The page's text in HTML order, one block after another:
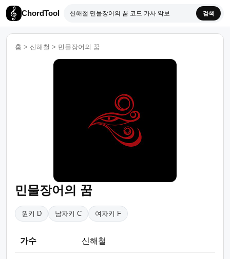
ChordTool 검색
홈 > 신해철 > 민물장어의 꿈
민물장어의 꿈
원키 D 남자키 C 여자키 F
가수 신해철